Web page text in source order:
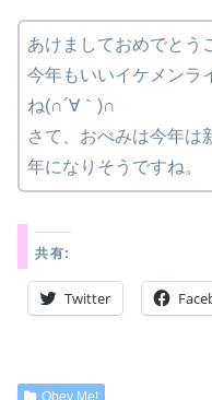
あけましておめでとう
今年もいいイケメンラ
ね(∩´∀｀)∩
さて、おべみは今年は
年になりそうですね。
共有:
Twitter